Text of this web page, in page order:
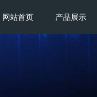
网站首页 产品展示